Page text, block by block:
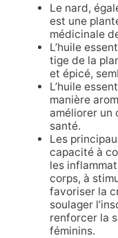
Le nard,
est une
médicinale
L’huile
tige de la
et épicé,
L’huile
manière
améliorer un
santé.
Les
capacité à
les
corps, à
favoriser la
soulager
renforcer la
féminins.